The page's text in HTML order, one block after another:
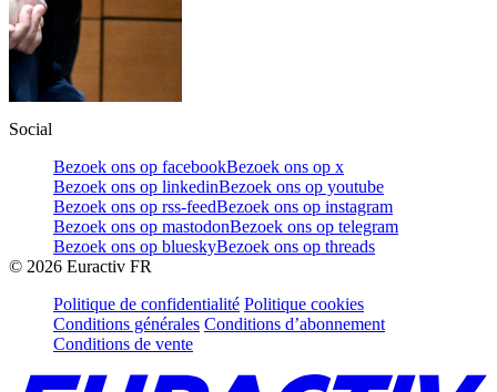
Social
Bezoek ons op facebookBezoek ons op x
Bezoek ons op linkedinBezoek ons op youtube
Bezoek ons op rss-feedBezoek ons op instagram
Bezoek ons op mastodonBezoek ons op telegram
Bezoek ons op blueskyBezoek ons op threads
© 2026 Euractiv FR
Politique de confidentialité Politique cookies
Conditions générales Conditions d’abonnement
Conditions de vente